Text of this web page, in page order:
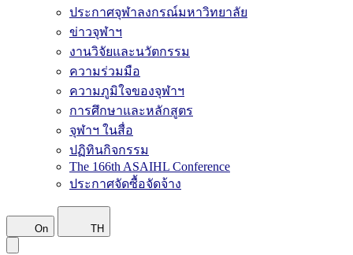
ประกาศจุฬาลงกรณ์มหาวิทยาลัย
ข่าวจุฬาฯ
งานวิจัยและนวัตกรรม
ความร่วมมือ
ความภูมิใจของจุฬาฯ
การศึกษาและหลักสูตร
จุฬาฯ ในสื่อ
ปฏิทินกิจกรรม
The 166th ASAIHL Conference
ประกาศจัดซื้อจัดจ้าง
On TH